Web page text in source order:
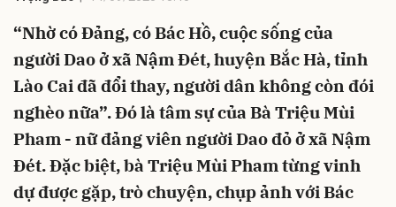
“Nhờ có Đảng, có Bác Hồ, cuộc sống của
người Dao ở xã Nậm Đét, huyện Bắc Hà, tỉnh
Lào Cai đã đổi thay, người dân không còn đói
nghèo nữa”. Đó là tâm sự của Bà Triệu Mùi
Pham - nữ đảng viên người Dao đỏ ở xã Nậm
Đét. Đặc biệt, bà Triệu Mùi Pham từng vinh
dự được gặp, trò chuyện, chụp ảnh với Bác
Hủy